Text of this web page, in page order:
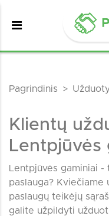
Pagrindinis
Klientų
Lentpjūvės
Lentpjūvės gaminiai
paslauga? Kviečiame
paslaugų teikėjų
galite užpildyti